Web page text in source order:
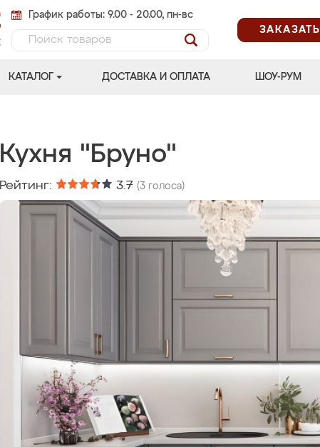
График работы: 9.00 - 20.00, пн-вс
КАТАЛОГ ДОСТАВКА И ОПЛАТА ШОУ-РУМ
Кухня "Бруно"
Рейтинг: 3.7 (3 голоса)